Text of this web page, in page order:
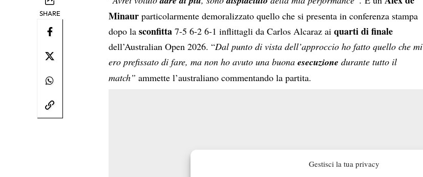
Gestisci la tua privacy
SHARE
Minaur particolarmente demoralizzato quello che si presenta in conferenza stampa
dopo lasconfitta 7-5 6-2 6-1 inflittagli da Carlos Alcaraz aiquarti di finale
dell’Australian Open 2026. “Dal punto di vista dell’approccio ho fatto quello che mi
ero prefissato di fare, ma non ho avuto una buonaesecuzione durante tutto il
match”ammette l’australiano commentando la partita.